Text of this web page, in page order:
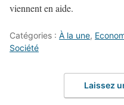
viennent en aide.
Catégories : À la une,
Société
Laissez